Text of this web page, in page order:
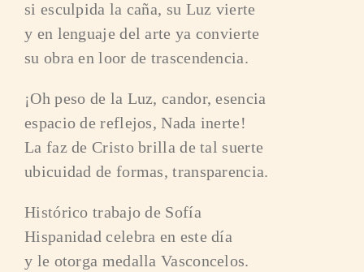
si esculpida la caña, su Luz vierte
y en lenguaje del arte ya convierte
su obra en loor de trascendencia.
¡Oh peso de la Luz, candor, esencia
espacio de reflejos, Nada inerte!
La faz de Cristo brilla de tal suerte
ubicuidad de formas, transparencia.
Histórico trabajo de Sofía
Hispanidad celebra en este día
y le otorga medalla Vasconcelos.